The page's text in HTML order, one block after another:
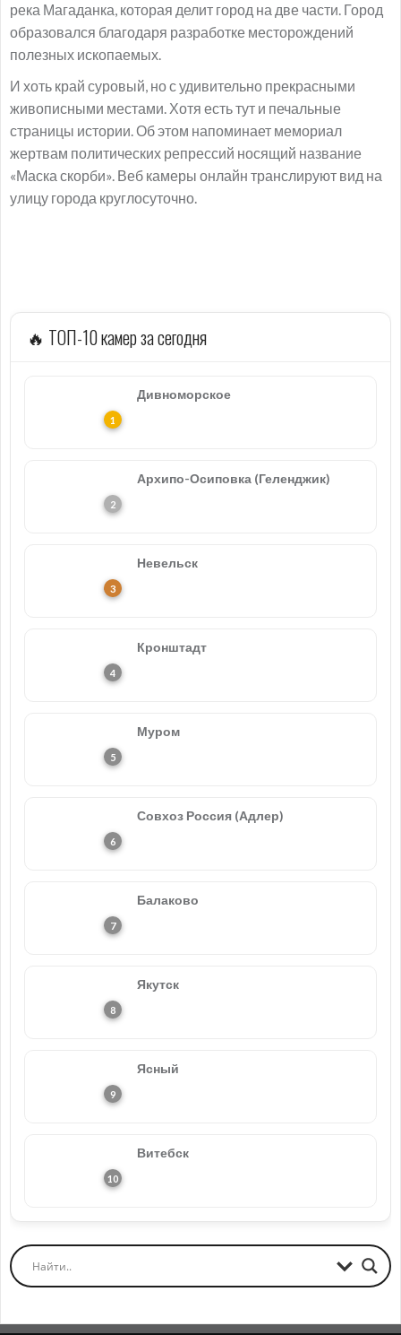
река Магаданка, которая делит город на две части. Город
образовался благодаря разработке месторождений
полезных ископаемых.
И хоть край суровый, но с удивительно прекрасными
живописными местами. Хотя есть тут и печальные
страницы истории. Об этом напоминает мемориал
жертвам политических репрессий носящий название
«Маска скорби». Веб камеры онлайн транслируют вид на
улицу города круглосуточно.
🔥 ТОП-10 камер за сегодня
Дивноморское
Архипо-Осиповка (Геленджик)
Невельск
Кронштадт
Муром
Совхоз Россия (Адлер)
Балаково
Якутск
Ясный
Витебск